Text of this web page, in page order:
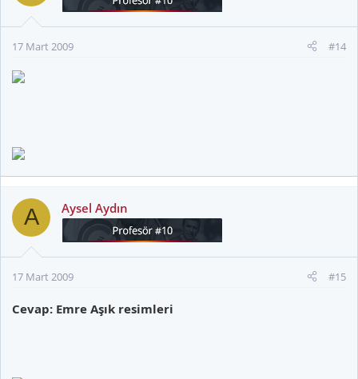
17 Mart 2009 #14
A Aysel Aydın
17 Mart 2009 #15
Cevap: Emre Aşık resimleri